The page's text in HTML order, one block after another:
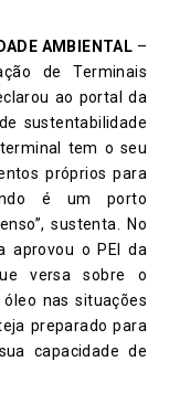
AMBIENTAL –
de Terminais
ao portal da
sustentabilidade
tem o seu
próprios para
é um porto
sustenta. No
aprovou o PEI da
versa sobre o
nas situações
preparado para
capacidade de